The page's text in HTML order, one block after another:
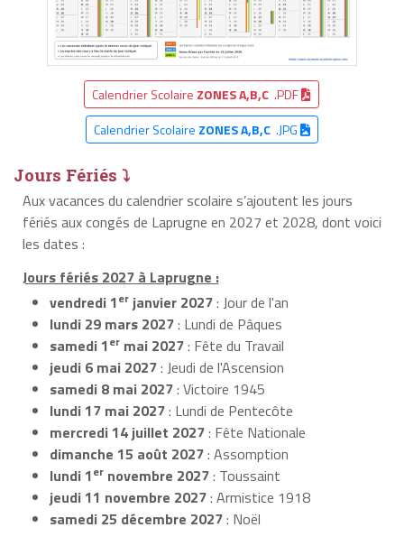
Calendrier Scolaire ZONES A,B,C .PDF
Calendrier Scolaire ZONES A,B,C.JPG
Jours Fériés ⤵
Aux vacances du calendrier scolaire s’ajoutent les jours
fériés aux congés de Laprugne en 2027 et 2028, dont voici
les dates :
Jours fériés 2027 à Laprugne :
vendredi 1er janvier 2027: Jour de l'an
lundi 29 mars 2027: Lundi de Pâques
samedi 1er mai 2027: Fête du Travail
jeudi 6 mai 2027: Jeudi de l'Ascension
samedi 8 mai 2027: Victoire 1945
lundi 17 mai 2027: Lundi de Pentecôte
mercredi 14 juillet 2027: Fête Nationale
dimanche 15 août 2027: Assomption
lundi 1er novembre 2027: Toussaint
jeudi 11 novembre 2027: Armistice 1918
samedi 25 décembre 2027: Noël